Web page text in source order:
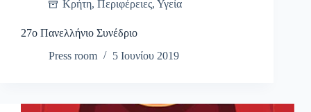
Κρήτη, Περιφέρειες, Υγεία
27ο Πανελλήνιο Συνέδριο
Press room
5 Ιουνίου 2019